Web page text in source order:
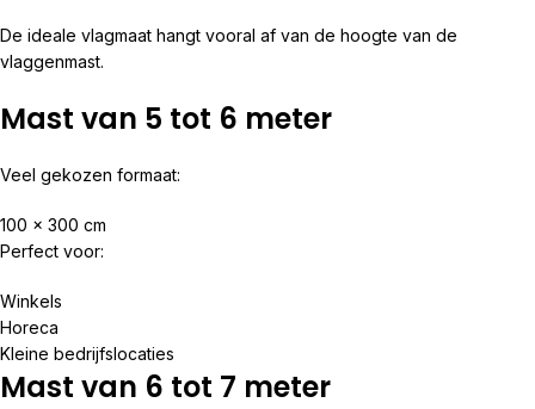
De ideale vlagmaat hangt vooral af van de hoogte van de
vlaggenmast.
Mast van 5 tot 6 meter
Veel gekozen formaat:
100 x 300 cm
Perfect voor:
Winkels
Horeca
Kleine bedrijfslocaties
Mast van 6 tot 7 meter